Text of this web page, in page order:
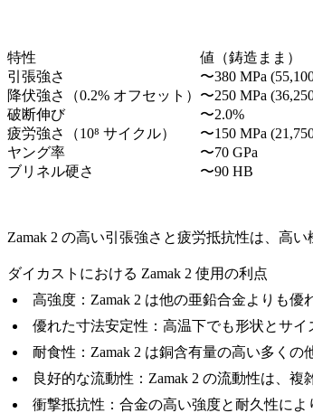
特性
値（鋳造まま）
引張強さ
〜380 MPa
降伏強さ（0.2% オフセット） 〜250 MPa
破断伸び
〜2.0%
疲労強さ（10⁸ サイクル）
〜150 MPa
ヤング率
〜70 GPa
ブリネル硬さ
〜90 HB
Zamak 2 の高い引張強さと疲労抵抗性は、高
ダイカストにおける Zamak 2 使用の利点
高強度： Zamak 2 は他の亜鉛合金よりも
優れた寸法安定性： 高温下でも形状とサイ
耐食性： Zamak 2 は銅含有量の高い多く
良好的な流動性： Zamak 2 の流動性は、複
衝撃抵抗性： 合金の高い強度と耐久性によ